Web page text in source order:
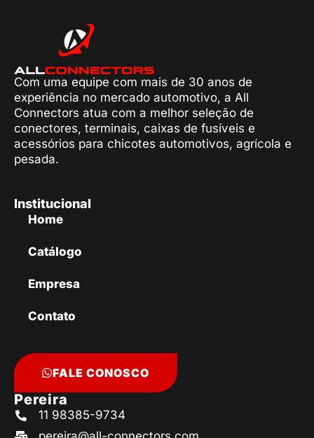
Com uma equipe com mais de 30 anos de
experiência no mercado automotivo, a All
Connectors atua com a melhor seleção de
conectores, terminais, caixas de fusíveis e
acessórios para chicotes automotivos, agrícola e
pesada.
Institucional
Home
Catálogo
Empresa
Contato
FALE CONOSCO
Pereira
11 98385-9734